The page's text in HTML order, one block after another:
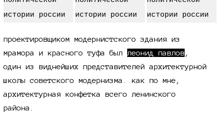
проектировщиком модернистского здания из
мрамора и красного туфа был леонид павлов ,
один из виднейших представителей архитектурной
школы советского модернизма. как по мне,
архитектурная конфетка всего ленинского
района.